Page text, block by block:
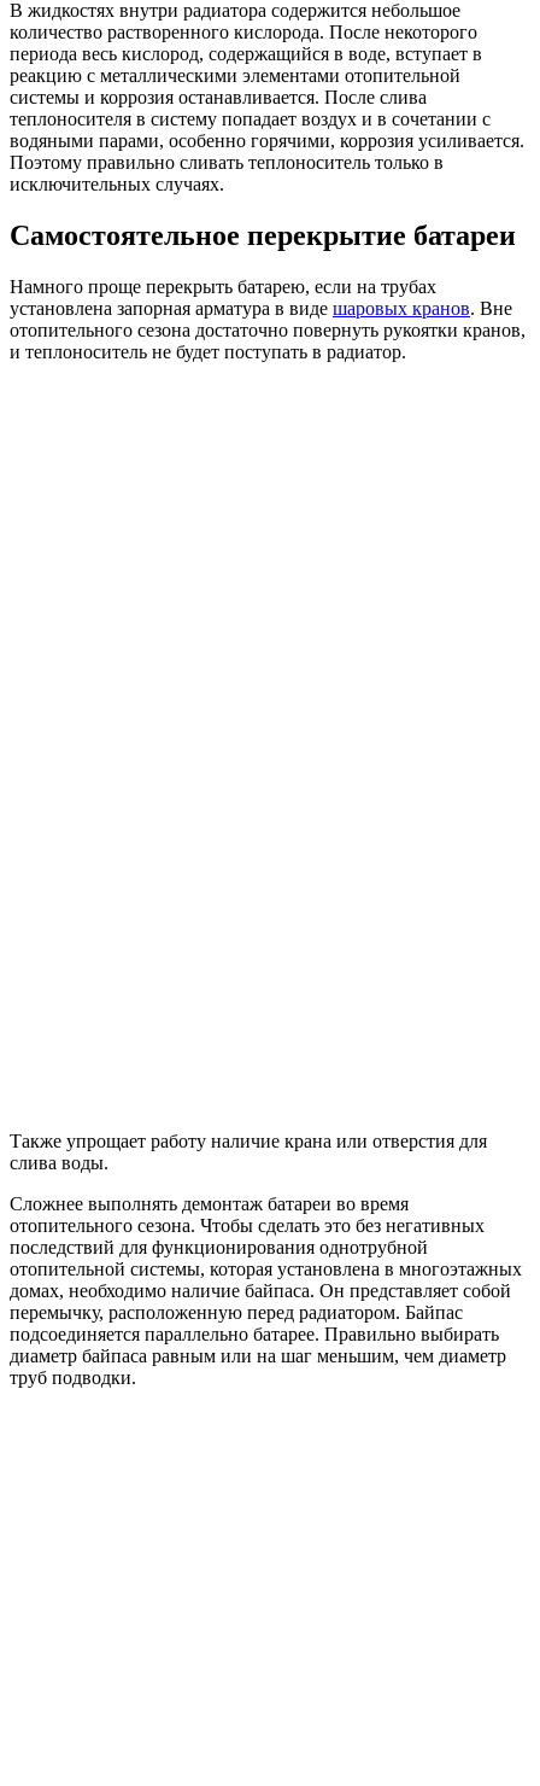
В жидкостях внутри радиатора содержится небольшое
количество растворенного кислорода. После некоторого
периода весь кислород, содержащийся в воде, вступает в
реакцию с металлическими элементами отопительной
системы и коррозия останавливается. После слива
теплоносителя в систему попадает воздух и в сочетании с
водяными парами, особенно горячими, коррозия усиливается.
Поэтому правильно сливать теплоноситель только в
исключительных случаях.
Самостоятельное перекрытие батареи
Намного проще перекрыть батарею, если на трубах
установлена запорная арматура в виде шаровых кранов. Вне
отопительного сезона достаточно повернуть рукоятки кранов,
и теплоноситель не будет поступать в радиатор.
Также упрощает работу наличие крана или отверстия для
слива воды.
Сложнее выполнять демонтаж батареи во время
отопительного сезона. Чтобы сделать это без негативных
последствий для функционирования однотрубной
отопительной системы, которая установлена в многоэтажных
домах, необходимо наличие байпаса. Он представляет собой
перемычку, расположенную перед радиатором. Байпас
подсоединяется параллельно батарее. Правильно выбирать
диаметр байпаса равным или на шаг меньшим, чем диаметр
труб подводки.